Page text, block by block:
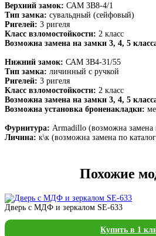
Верхний замок: САМ ЗВ8-4/1
Тип замка: сувальдный (сейфовый)
Ригелей: 3 ригеля
Класс взломостойкости: 2 класс
Возможна замена на замки 3, 4, 5
Нижний замок: САМ ЗВ4-31/55
Тип замка: личинный с ручкой
Ригелей: 3 ригеля
Класс взломостойкости: 2 класс
Возможна замена на замки 3, 4, 5
Возможна установка броненакладки:
Фурнитура: Armadillo (возможна замена
Личина: к\к (возможна замена по
Похожие
Дверь с МДФ и зеркалом SE-633
Купить в 1